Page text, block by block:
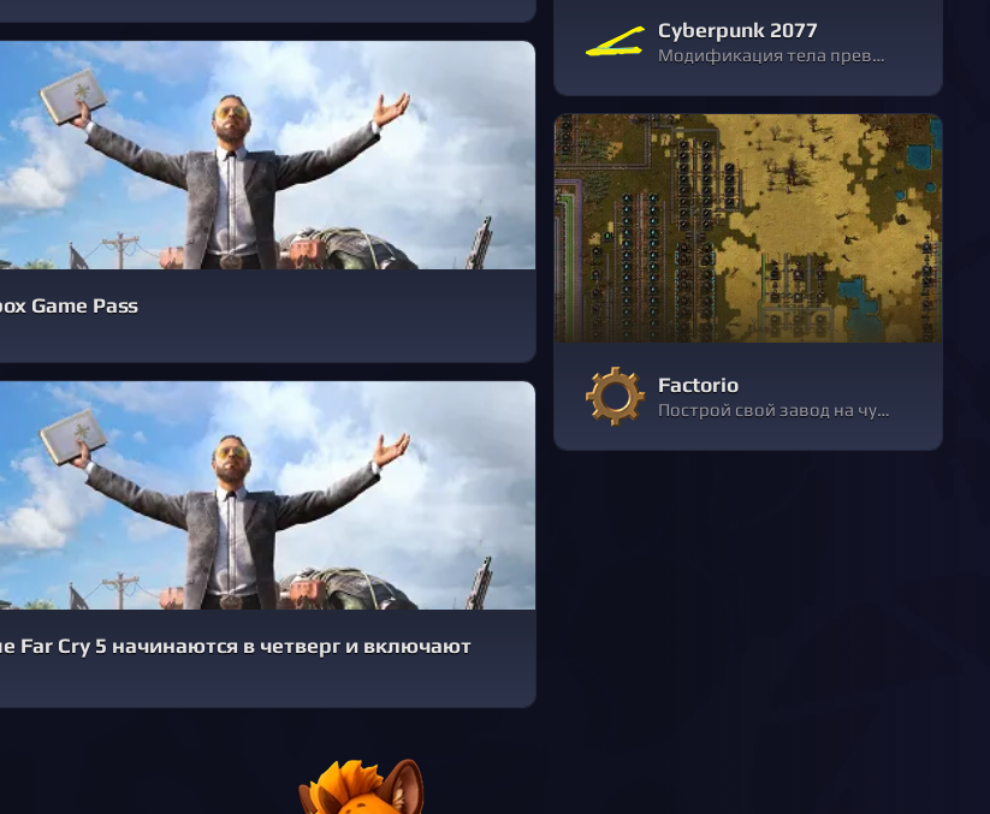
Game Pass
Far Cry 5 начинаются в четверг и включают
Cyberpunk 2077
Модификация тела превыше всего
Factorio
Построй свой завод на чужой планете